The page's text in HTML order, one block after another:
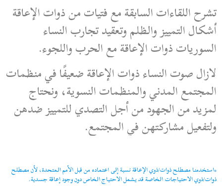
تشرح اللقاءات السابقة مع فتيات من ذوات الإعاقة
أشكال التمييز والظلم وتعقيد تجارب النساء
السوريات ذوات الإعاقة مع الحرب واللجوء.
لازال صوت النساء ذوات الإعاقة ضعيفًا في منظمات
المجتمع المدني والمنظمات النسوية، ونحتاج
لمزيد من الجهود من أجل التصدي للتمييز ضدهن
ولتفعيل مشاركتهن في المجتمع.
*استخدمنا مصطلح ذوات/ذوي الإعاقة نسبة إلى اعتماده من قبل الأمم المتحدة، لأن مصطلح
ذوات/ذوي الاحتياجات الخاصة قد يشمل الاحتياج الخاص دون وجود إعاقة جسدية.